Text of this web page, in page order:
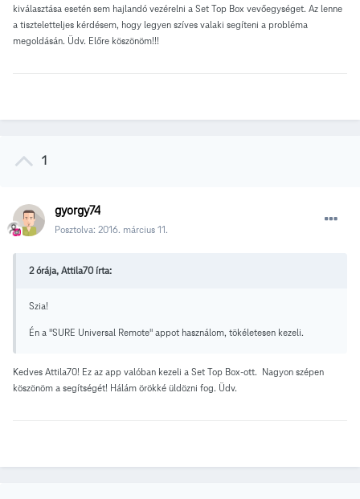
kiválasztása esetén sem hajlandó vezérelni a Set Top Box vevőegységet. Az lenne
a tiszteletteljes kérdésem, hogy legyen szíves valaki segíteni a probléma
megoldásán. Üdv. Előre köszönöm!!!
1
gyorgy74
Posztolva: 2016. március 11.
2 órája, Attila70 írta:
Szia!
Én a "SURE Universal Remote" appot használom, tökéletesen kezeli.
Kedves Attila70! Ez az app valóban kezeli a Set Top Box-ott. Nagyon szépen
köszönöm a segítségét! Hálám örökké üldözni fog. Üdv.